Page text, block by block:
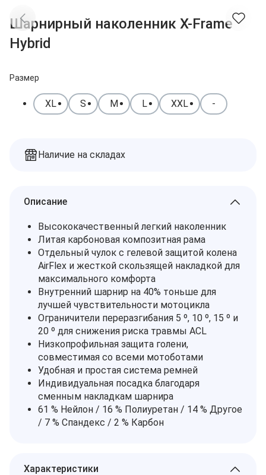
Доставка
Оплата
Контакты
Дилеры
Заказы
Избранное
Корзина
Шарнирный наколенник X-Frame
Hybrid
Размер
XL S M L XXL -
Наличие на складах
Описание
Высококачественный легкий наколенник
Литая карбоновая композитная рама
Отдельный чулок с гелевой защитой колена
AirFlex и жесткой скользящей накладкой для
максимального комфорта
Внутренний шарнир на 40% тоньше для
лучшей чувствительности мотоцикла
Ограничители переразгибания 5 º, 10 º, 15 º и
20 º для снижения риска травмы ACL
Низкопрофильная защита голени,
совместимая со всеми мотоботами
Удобная и простая система ремней
Индивидуальная посадка благодаря
сменным накладкам шарнира
61 % Нейлон / 16 % Полиуретан / 14 % Другое
/ 7 % Спандекс / 2 % Карбон
Характеристики